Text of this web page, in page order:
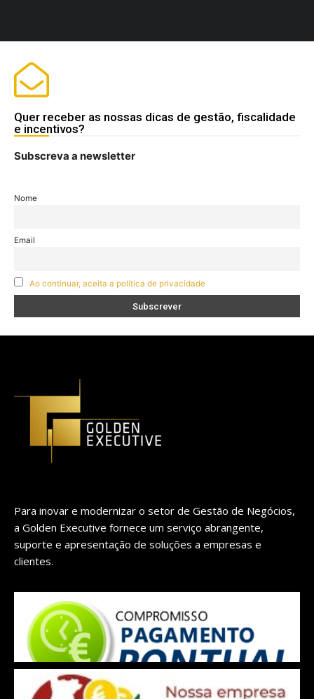
Quer receber as nossas dicas de gestão, fiscalidade
e incentivos?
Subscreva a newsletter
Nome
Email
Ao continuar, aceita a política de privacidade
Para inovar e modernizar o setor de Gestão de Negócios,
a Golden Executive fornece um serviço abrangente,
suporte e apresentação de soluções a empresas e
clientes.